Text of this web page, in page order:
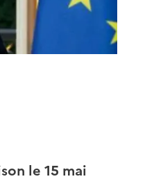
le 15 mai